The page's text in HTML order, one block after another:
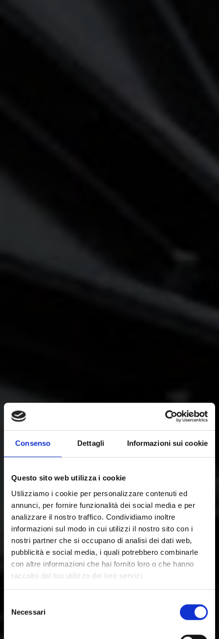
Consenso Dettagli Informazioni sui cookie
Questo sito web utilizza i cookie
Utilizziamo i cookie per personalizzare contenuti ed
annunci, per fornire funzionalità dei social media e per
analizzare il nostro traffico. Condividiamo inoltre
informazioni sul modo in cui utilizzi il nostro sito con i
nostri partner che si occupano di analisi dei dati web,
pubblicità e social media, i quali potrebbero combinarle
con altre informazioni che hai fornito loro o che hanno
raccolto dal tuo utilizzo dei loro servizi.
delNecessari